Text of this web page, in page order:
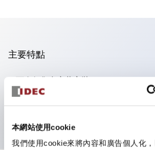
本網站使用cookie
我們使用cookie來將內容和廣告個人化
主要特點
可進行集合密著安裝
附鎖選擇開關採用高安全性的彈子鎖